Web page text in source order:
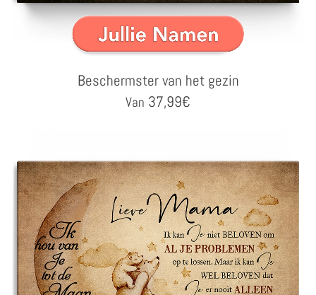
Beschermster van het gezin
Van 37,99€